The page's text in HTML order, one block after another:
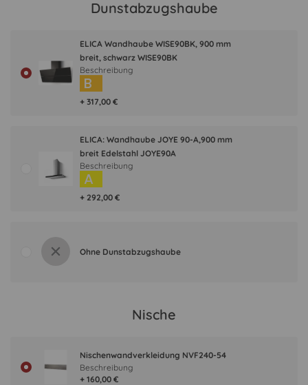
Dunstabzugshaube
ELICA Wandhaube WISE90BK, 900 mm
breit, schwarz WISE90BK
+ 317,00 €
B
Beschreibung
ELICA: Wandhaube JOYE 90-A,900 mm
breit Edelstahl JOYE90A
+ 292,00 €
A
Beschreibung
Ohne Dunstabzugshaube
Nische
Nischenwandverkleidung NVF240-54
+ 160,00 €
Beschreibung